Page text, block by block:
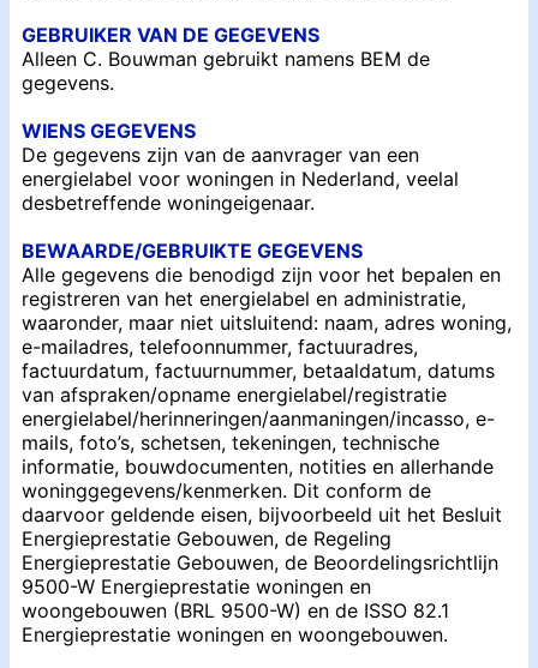
GEBRUIKER VAN DE GEGEVENS
Alleen C. Bouwman gebruikt namens BEM de
gegevens.
WIENS GEGEVENS
De gegevens zijn van de aanvrager van een
energielabel voor woningen in Nederland, veelal
desbetreffende woningeigenaar.
BEWAARDE/GEBRUIKTE GEGEVENS
Alle gegevens die benodigd zijn voor het bepalen en
registreren van het energielabel en administratie,
waaronder, maar niet uitsluitend: naam, adres woning,
e-mailadres, telefoonnummer, factuuradres,
factuurdatum, factuurnummer, betaaldatum, datums
van afspraken/opname energielabel/registratie
energielabel/herinneringen/aanmaningen/incasso, e-
mails, foto’s, schetsen, tekeningen, technische
informatie, bouwdocumenten, notities en allerhande
woninggegevens/kenmerken. Dit conform de
daarvoor geldende eisen, bijvoorbeeld uit het Besluit
Energieprestatie Gebouwen, de Regeling
Energieprestatie Gebouwen, de Beoordelingsrichtlijn
9500-W Energieprestatie woningen en
woongebouwen (BRL 9500-W) en de ISSO 82.1
Energieprestatie woningen en woongebouwen.